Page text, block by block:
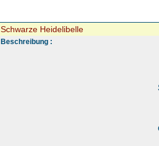
Schwarze Heidelibelle
Beschreibung :